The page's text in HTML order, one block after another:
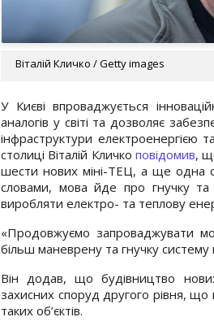
Віталій Кличко / Getty images
У Києві впроваджується
аналогів у світі та дозволяє
інфраструктури електроенергією
столиці Віталій Кличко повідомив,
шести нових міні-ТЕЦ, а ще одна
словами, мова йде про гнучку та
виробляти електро- та теплову
«Продовжуємо запроваджувати
більш маневрену та гнучку
Він додав, що будівництво
захисних споруд другого рівня,
таких об’єктів.